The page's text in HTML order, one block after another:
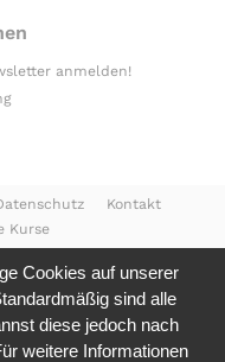
anmelden!
Kurse
Kontakt
Cookies auf unserer
sind alle
diese jedoch nach
weitere Informationen